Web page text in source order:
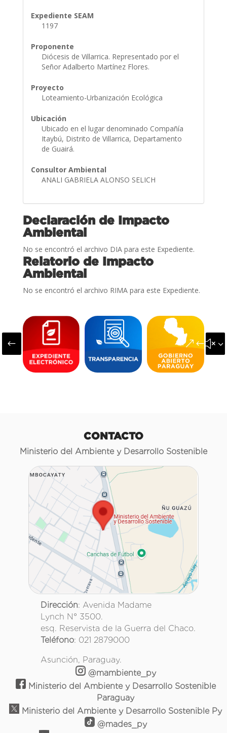
Expediente SEAM
1197
Proponente
Diócesis de Villarrica. Representado por el
Señor Adalberto Martínez Flores.
Proyecto
Loteamiento-Urbanización Ecológica
Ubicación
Ubicado en el lugar denominado Compañía
Itaybú, Distrito de Villarrica, Departamento
de Guairá.
Consultor Ambiental
ANALI GABRIELA ALONSO SELICH
Declaración de Impacto
Ambiental
No se encontró el archivo DIA para este Expediente.
Relatorio de Impacto
Ambiental
No se encontró el archivo RIMA para este Expediente.
#
CONTACTO
Ministerio del Ambiente y Desarrollo Sostenible
Dirección: Avenida Madame
Lynch N° 3500.
esq. Reservista de la Guerra del Chaco.
Teléfono: 021 2879000
Asunción, Paraguay.
@mambiente_py
Ministerio del Ambiente y Desarrollo Sostenible
Paraguay
Ministerio del Ambiente y Desarrollo Sostenible Py
@mades_py